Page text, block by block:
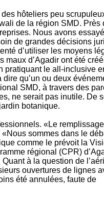
des hôteliers peu
de la région SMD. Près
Nous avons
de grandes décisions
d’utiliser les moyens
maux d’Agadir ont été
pratiquant le all-inclusive
qu’un ou deux
SMD, à travers des
ne serait pas inutile. De
botanique.
«Le remplissage
sommes dans le
comme le prévoit la
régional (CPR)
à la question de
ouvertures de lignes
été annulées, faute de